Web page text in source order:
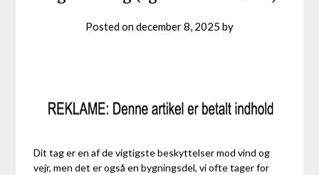
Posted ondecember 8, 2025 by
Dit tag er en af de vigtigste beskyttelser mod vind og
vejr, men det er også en bygningsdel, vi ofte tager for